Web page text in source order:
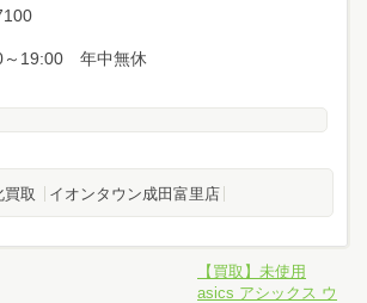
～19:00 年中無休
買取 イオンタウン成田富里店
【買取】未使用
asics アシックス ウ